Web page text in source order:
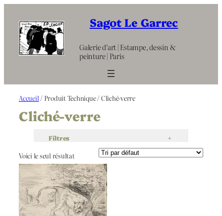
contenu
Sagot Le Garrec
Galerie d’art | Estampe, dessin &
peinture | Paris
Accueil / Produit Technique / Cliché-verre
Cliché-verre
Filtres +
Voici le seul résultat